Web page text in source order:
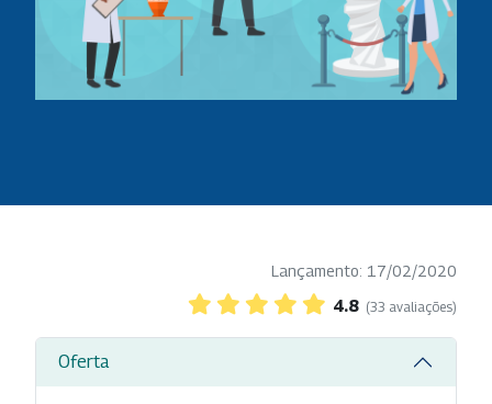
Lançamento: 17/02/2020
4.8 (33 avaliações)
Oferta